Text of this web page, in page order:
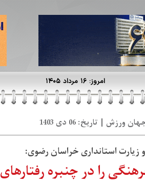
امروز: ۱۶ مرداد ۱۴۰۵
زیارت استانداری خراسان رضوی:
را در چنبره